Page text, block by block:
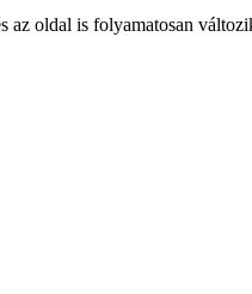
oldal is folyamatosan